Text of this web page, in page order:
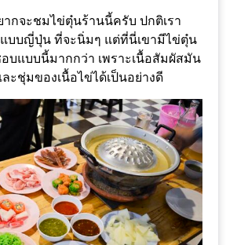
กจะชมไข่ตุ๋นร้านนี้ครับ ปกติเรา
แบบญี่ปุ่น ที่จะนิ่มๆ แต่ที่นี่เขามีไข่ตุ๋น
บแบบนี้มากกว่า เพราะเนื้อสัมผัสมัน
ะชุ่มของเนื้อไข่ได้เป็นอย่างดี